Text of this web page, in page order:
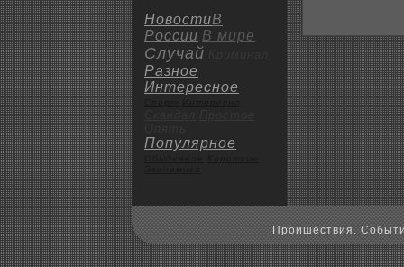
НовостиВ
России В мире
Случай
Разное
Интересное
Популярное
Пpoишествия.